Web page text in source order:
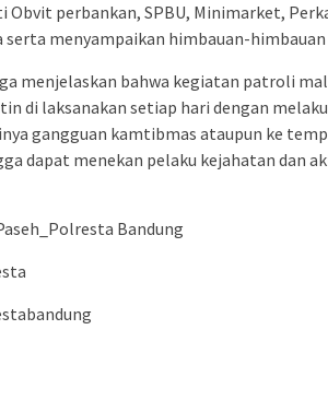
Obvit perbankan, SPBU, Minimarket,
serta menyampaikan himbauan-
menjelaskan bahwa kegiatan patroli
di laksanakan setiap hari dengan
gangguan kamtibmas ataupun ke
dapat menekan pelaku kejahatan dan
Bandung